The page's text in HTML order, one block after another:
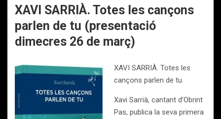
XAVI SARRIÀ. Totes les cançons
parlen de tu (presentació
dimecres 26 de març)
XAVI SARRIÀ. Totes les
cançons parlen de tu
Xavi Sarrià, cantant d’Obrint
Pas, publica la seva primera